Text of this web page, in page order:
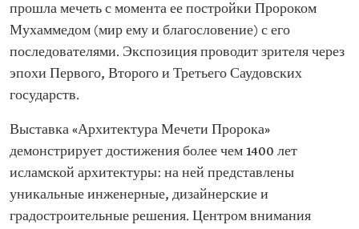
прошла мечеть с момента ее постройки Пророком
Мухаммедом (мир ему и благословение) с его
последователями. Экспозиция проводит зрителя через
эпохи Первого, Второго и Третьего Саудовских
государств.
Выставка «Архитектура Мечети Пророка»
демонстрирует достижения более чем 1400 лет
исламской архитектуры: на ней представлены
уникальные инженерные, дизайнерские и
градостроительные решения. Центром внимания